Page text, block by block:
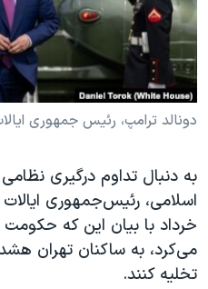
فرهنگ و زندگی
حقوق شهروندی
اقتصادی
علم و فناوری
گالری عکس
آرشیو پخش زنده
مستندها
انتخابات ریاست جمهوری آمریکا ۲۰۲۴
حمله جمهوری اسلامی به
رمز مهسا
اعتراضات زن، زندگی، آزادی
مجموعه مستندهای دادخواهی
تریبونال مردمی آبان ۹۸
دادگاه حمید نوری
دنبال کنید
دونالد ترامپ، رئیس جمهوری
به دنبال تداوم درگیری
خرداد با بیان این که حکومت
می‌کرد، به ساکنان تهران
تخلیه کنند.